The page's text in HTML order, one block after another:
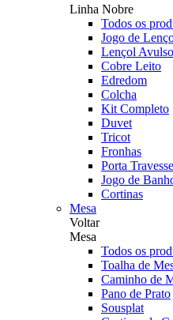
Linha Nobre
Todos os
Jogo de
Lençol Avulso
Cobre Leito
Edredom
Colcha
Kit Completo
Duvet
Tricot
Fronhas
Porta
Jogo de
Cortinas
Mesa
Voltar
Mesa
Todos os
Toalha de
Caminho de
Pano de Prato
Sousplat